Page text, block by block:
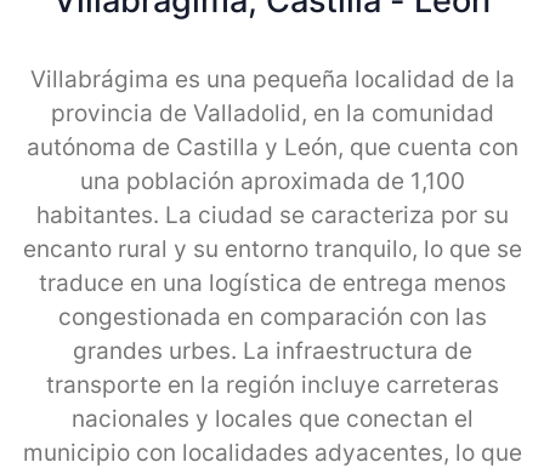
Villabrágima es una pequeña localidad de la
provincia de Valladolid, en la comunidad
autónoma de Castilla y León, que cuenta con
una población aproximada de 1,100
habitantes. La ciudad se caracteriza por su
encanto rural y su entorno tranquilo, lo que se
traduce en una logística de entrega menos
congestionada en comparación con las
grandes urbes. La infraestructura de
transporte en la región incluye carreteras
nacionales y locales que conectan el
municipio con localidades adyacentes, lo que